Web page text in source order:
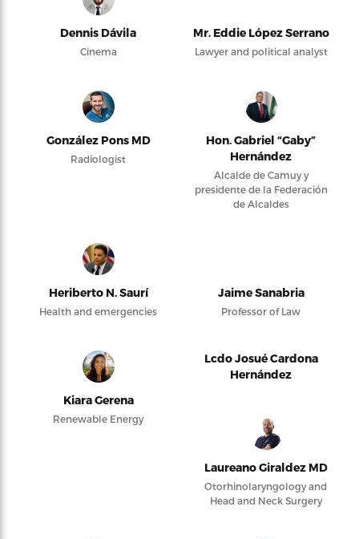
Dennis Dávila
Cinema
Mr. Eddie López Serrano
Lawyer and political analyst
González Pons MD
Radiologist
Hon. Gabriel “Gaby”
Hernández
Alcalde de Camuy y
presidente de la Federación
de Alcaldes
Heriberto N. Saurí
Health and emergencies
Jaime Sanabria
Professor of Law
Kiara Gerena
Renewable Energy
Lcdo Josué Cardona
Hernández
Laureano Giraldez MD
Otorhinolaryngology and
Head and Neck Surgery